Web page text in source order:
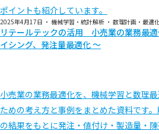
ポイントも紹介しています。
2025年4月17日 ・ 機械学習・統計解析 ・ 数理計画・最適
リテールテックの活用 小売業の業務最
イシング、発注量最適化 ～
小売業の業務最適化を、機械学習と数理
ための考え方と事例をまとめた資料です
の結果をもとに発注・値付け・製造量・